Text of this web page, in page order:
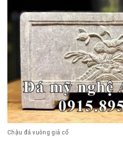
Chậu đá vuông giả cổ